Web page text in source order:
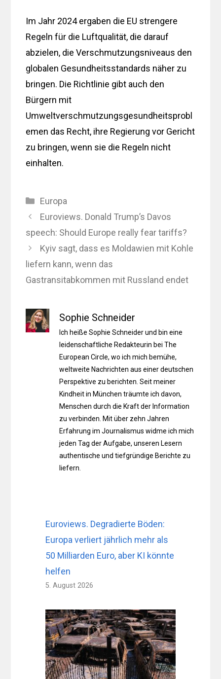
Im Jahr 2024 ergaben die EU strengere
Regeln für die Luftqualität, die darauf
abzielen, die Verschmutzungsniveaus den
globalen Gesundheitsstandards näher zu
bringen. Die Richtlinie gibt auch den
Bürgern mit
Umweltverschmutzungsgesundheitsprobl
emen das Recht, ihre Regierung vor Gericht
zu bringen, wenn sie die Regeln nicht
einhalten.
Kategorien
Europa
Euroviews. Donald Trump’s Davos
speech: Should Europe really fear tariffs?
Kyiv sagt, dass es Moldawien mit Kohle
liefern kann, wenn das
Gastransitabkommen mit Russland endet
Sophie Schneider
Ich heiße Sophie Schneider und bin eine
leidenschaftliche Redakteurin bei The
European Circle, wo ich mich bemühe,
weltweite Nachrichten aus einer deutschen
Perspektive zu berichten. Seit meiner
Kindheit in München träumte ich davon,
Menschen durch die Kraft der Information
zu verbinden. Mit über zehn Jahren
Erfahrung im Journalismus widme ich mich
jeden Tag der Aufgabe, unseren Lesern
authentische und tiefgründige Berichte zu
liefern.
Euroviews. Degradierte Böden:
Europa verliert jährlich mehr als
50 Milliarden Euro, aber KI könnte
helfen
5. August 2026